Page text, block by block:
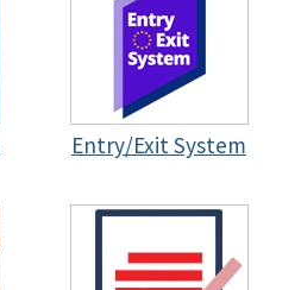
Entry/Exit System